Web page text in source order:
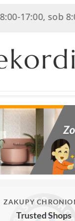
sob 8:00-
ZAKUPY
Trusted Shops